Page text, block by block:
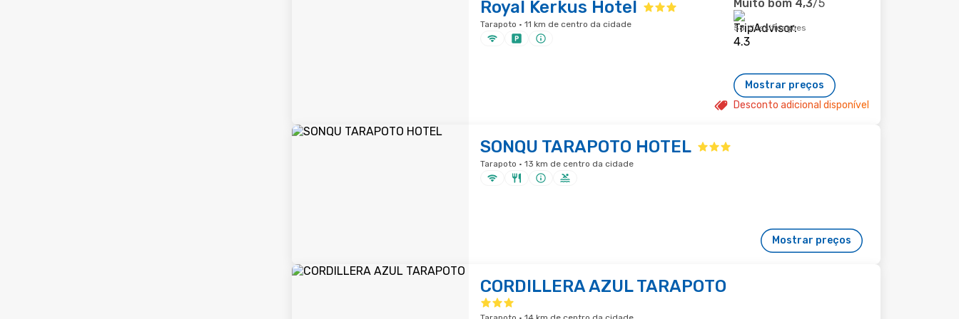
Royal Kerkus Hotel
Tarapoto · 11 km de centro da cidade
Muito bom 4,3/5
58 classificações
Mostrar preços
Desconto adicional disponível
SONQU TARAPOTO HOTEL
Tarapoto · 13 km de centro da cidade
Mostrar preços
CORDILLERA AZUL TARAPOTO